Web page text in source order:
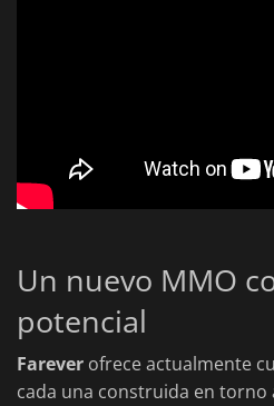
Un nuevo MMO
potencial
Farever ofrece actualmente
cada una construida en torno